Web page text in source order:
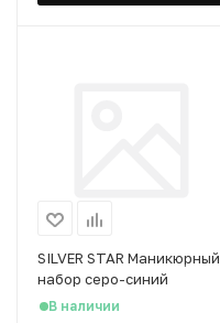
SILVER STAR Маникюрный
набор серо-синий
металлик, натуральная
В наличии